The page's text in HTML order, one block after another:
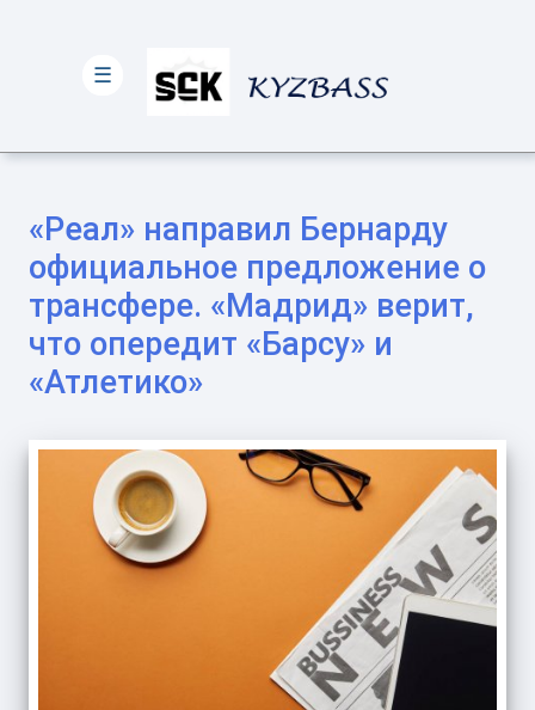
«Реал» направил Бернарду
официальное предложение о
трансфере. «Мадрид» верит,
что опередит «Барсу» и
«Атлетико»
☰